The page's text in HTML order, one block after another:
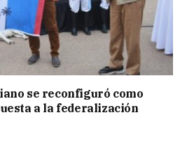
se reconfiguró como
a la federalización